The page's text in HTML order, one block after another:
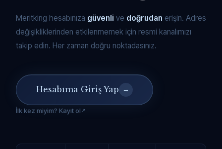
Meritking hesabınıza güvenli ve doğrudan erişin. Adres
değişikliklerinden etkilenmemek için resmi kanalımızı
takip edin. Her zaman doğru noktadasınız.
Hesabıma Giriş Yap →
İlk kez miyim? Kayıt ol